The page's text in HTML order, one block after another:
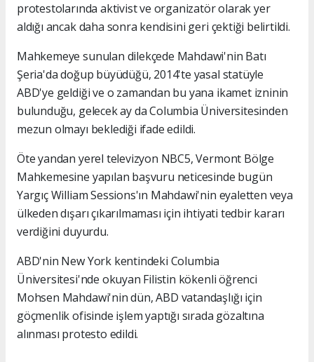
protestolarında aktivist ve organizatör olarak yer
aldığı ancak daha sonra kendisini geri çektiği belirtildi.
Mahkemeye sunulan dilekçede Mahdawi'nin Batı
Şeria'da doğup büyüdüğü, 2014'te yasal statüyle
ABD'ye geldiği ve o zamandan bu yana ikamet izninin
bulunduğu, gelecek ay da Columbia Üniversitesinden
mezun olmayı beklediği ifade edildi.
Öte yandan yerel televizyon NBC5, Vermont Bölge
Mahkemesine yapılan başvuru neticesinde bugün
Yargıç William Sessions'ın Mahdawi'nin eyaletten veya
ülkeden dışarı çıkarılmaması için ihtiyati tedbir kararı
verdiğini duyurdu.
ABD'nin New York kentindeki Columbia
Üniversitesi'nde okuyan Filistin kökenli öğrenci
Mohsen Mahdawi'nin dün, ABD vatandaşlığı için
göçmenlik ofisinde işlem yaptığı sırada gözaltına
alınması protesto edildi.